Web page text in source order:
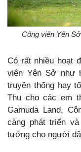
Công viên Yên
Có rất nhiều hoạt
viên Yên Sở như
truyền thống hay
Thu cho các em
Gamuda Land,
càng phát triển
tưởng cho người